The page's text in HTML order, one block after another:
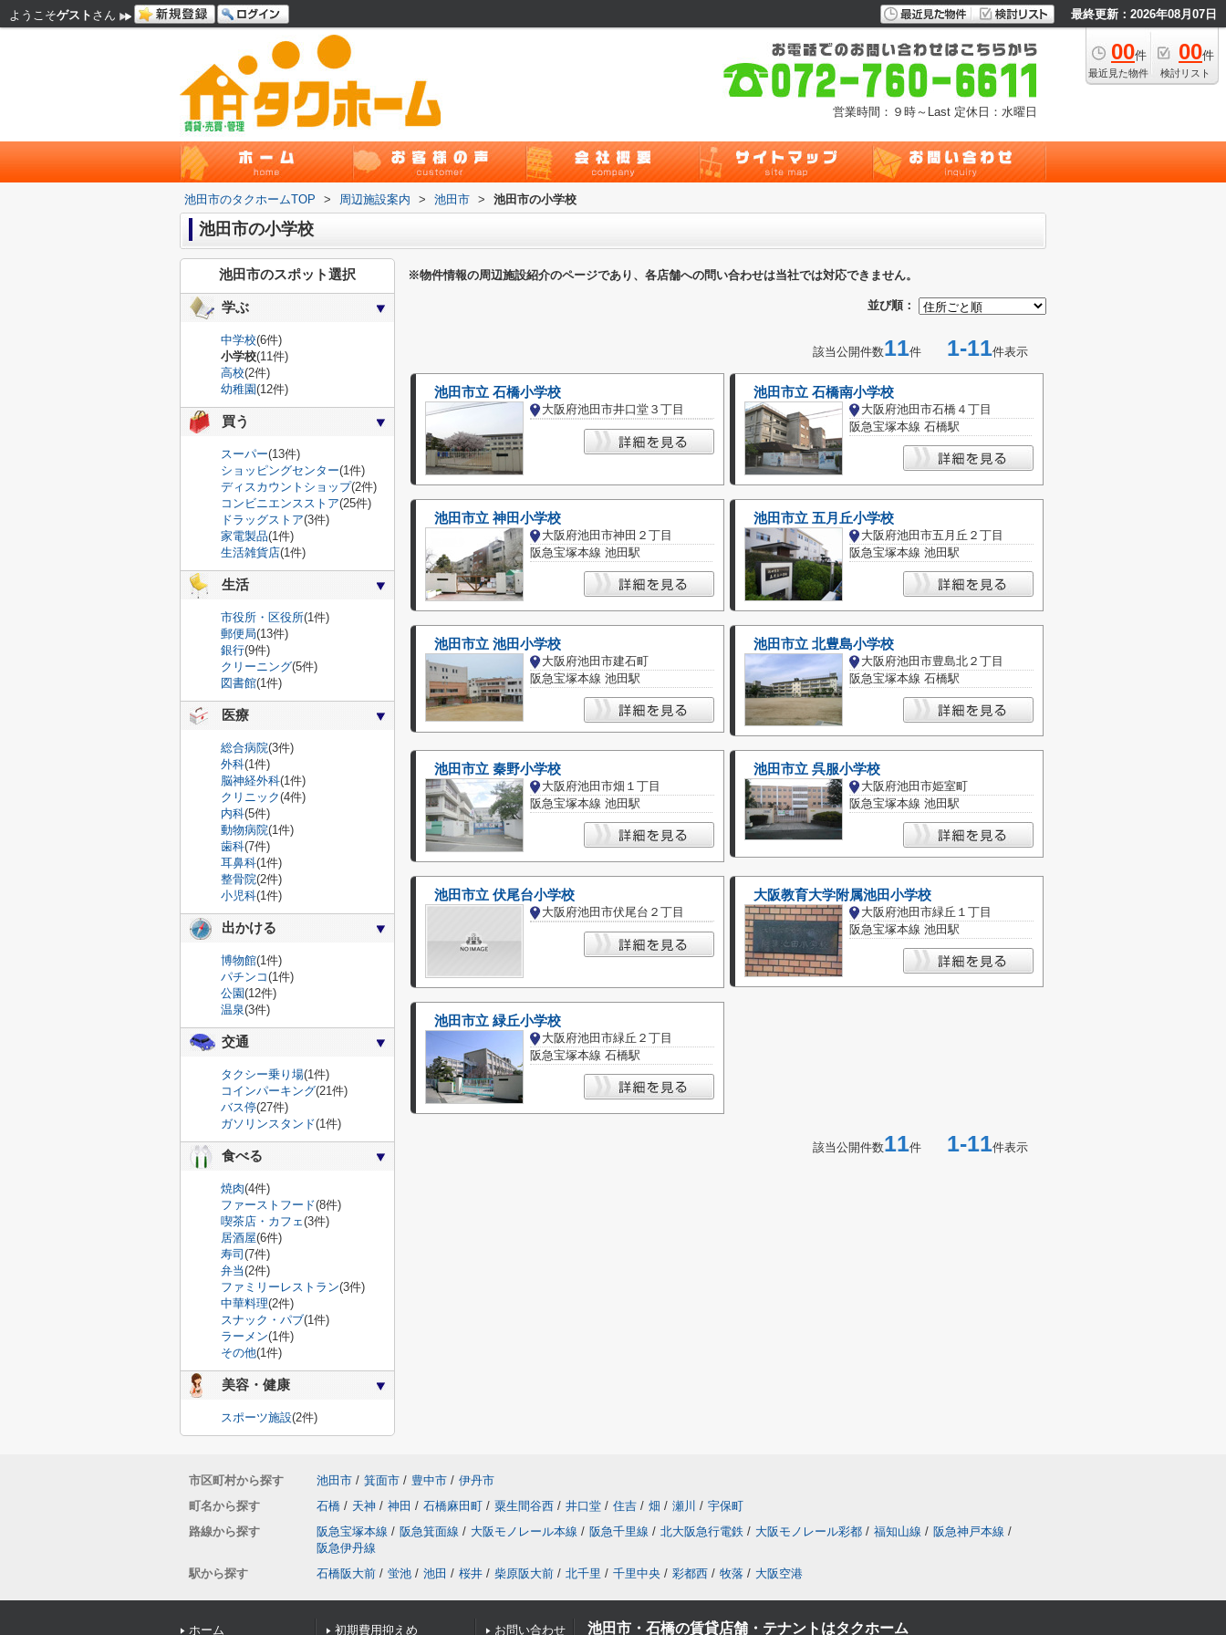
ようこそゲスト さん 最終更新：2026年08月07日
00件
最近見た物件
00件
検討リスト
営業時間：９時～Last 定休日：水曜日
池田市のタクホームTOP > 周辺施設案内 > 池田市 > 池田市の小学校
池田市の小学校
※物件情報の周辺施設紹介のページであり、各店舗への問い合わせは当社では対応できません。
並び順：
該当公開件数11件 1-11件表示
池田市立 石橋小学校
大阪府池田市井口堂３丁目
池田市立 石橋南小学校
大阪府池田市石橋４丁目
阪急宝塚本線 石橋駅
池田市立 神田小学校
大阪府池田市神田２丁目
阪急宝塚本線 池田駅
池田市立 五月丘小学校
大阪府池田市五月丘２丁目
阪急宝塚本線 池田駅
池田市立 池田小学校
大阪府池田市建石町
阪急宝塚本線 池田駅
池田市立 北豊島小学校
大阪府池田市豊島北２丁目
阪急宝塚本線 石橋駅
池田市立 秦野小学校
大阪府池田市畑１丁目
阪急宝塚本線 池田駅
池田市立 呉服小学校
大阪府池田市姫室町
阪急宝塚本線 池田駅
池田市立 伏尾台小学校
大阪府池田市伏尾台２丁目
大阪教育大学附属池田小学校
大阪府池田市緑丘１丁目
阪急宝塚本線 池田駅
池田市立 緑丘小学校
大阪府池田市緑丘２丁目
阪急宝塚本線 石橋駅
該当公開件数11件 1-11件表示
池田市のスポット選択
学ぶ
中学校(6件)
小学校(11件)
高校(2件)
幼稚園(12件)
買う
スーパー(13件)
ショッピングセンター(1件)
ディスカウントショップ(2件)
コンビニエンスストア(25件)
ドラッグストア(3件)
家電製品(1件)
生活雑貨店(1件)
生活
市役所・区役所(1件)
郵便局(13件)
銀行(9件)
クリーニング(5件)
図書館(1件)
医療
総合病院(3件)
外科(1件)
脳神経外科(1件)
クリニック(4件)
内科(5件)
動物病院(1件)
歯科(7件)
耳鼻科(1件)
整骨院(2件)
小児科(1件)
出かける
博物館(1件)
パチンコ(1件)
公園(12件)
温泉(3件)
交通
タクシー乗り場(1件)
コインパーキング(21件)
バス停(27件)
ガソリンスタンド(1件)
食べる
焼肉(4件)
ファーストフード(8件)
喫茶店・カフェ(3件)
居酒屋(6件)
寿司 (7件)
弁当(2件)
ファミリーレストラン(3件)
中華料理(2件)
スナック・パブ(1件)
ラーメン(1件)
その他(1件)
美容・健康
スポーツ施設(2件)
市区町村から探す 池田市 / 箕面市 / 豊中市 / 伊丹市
町名から探す
石橋 / 天神 / 神田 / 石橋麻田町 / 粟生間谷西 / 井口堂 / 住吉 / 畑 / 瀬川 / 宇保町
路線から探す
阪急宝塚本線 / 阪急箕面線 / 大阪モノレール本線 / 阪急千里線 / 北大阪急行電鉄 / 大阪モノレール彩都 / 福知山線 / 阪急神戸本線 /
阪急伊丹線
駅から探す
石橋阪大前 / 蛍池 / 池田 / 桜井 / 柴原阪大前 / 北千里 / 千里中央 / 彩都西 / 牧落 / 大阪空港
ホーム 初期費用抑えめ お問い合わせ 池田市・石橋の賃貸店舗・テナントはタクホーム